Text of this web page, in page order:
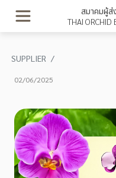
สมาคมผู้ส่
THAI ORCHID
SUPPLIER
02/06/2025